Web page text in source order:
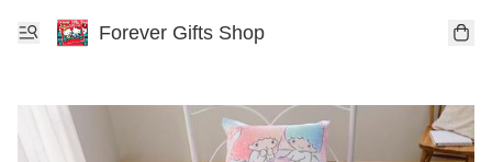
Forever Gifts Shop